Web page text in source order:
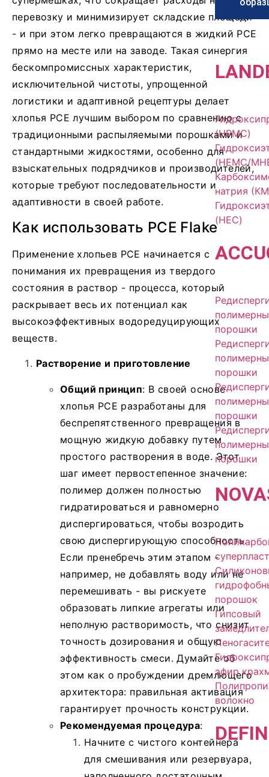
(HPMC)
(HEMC/
натрия
(HEC)
ACCU
порошки
порошки
порошки
порошки
NOVA
порошок
Гипсовый
эфир
волокно
DE
перевозку и минимизирует складские площади
- и при этом легко превращаются в жидкий PCE
прямо на месте или на заводе. Такая синергия
бескомпромиссных характеристик,
исключительной чистоты, упрощенной
логистики и адаптивной рецептуры делает
хлопья PCE лучшим выбором по сравнению с
традиционными распыляемыми порошками и
стандартными жидкостями, особенно для
взыскательных подрядчиков и производителей,
которые требуют последовательности и
адаптивности в своей работе.
Как использовать PCE Flake
Применение хлопьев PCE начинается с
понимания их превращения из твердого
состояния в раствор - процесса, который
раскрывает весь их потенциал как
высокоэффективных водоредуцирующих
веществ.
Растворение и приготовление
Общий принцип: В своей основе
хлопья PCE разработаны для
беспрепятственного превращения в
мощную жидкую добавку путем
простого растворения в воде. Этот
шаг имеет первостепенное значение:
полимер должен полностью
гидратироваться и равномерно
диспергироваться, чтобы возродить
свою диспергирующую способность.
Если пренебречь этим этапом -
например, не добавлять воду или не
перемешивать - вы рискуете
образовать липкие агрегаты или
неполную растворимость, что снизит
точность дозирования и общую
эффективность смеси. Думайте об
этом как о пробуждении дремлющего
архитектора: правильная активация
гарантирует прочность конструкции.
Рекомендуемая процедура:
Начните с чистого контейнера
для смешивания или резервуара,